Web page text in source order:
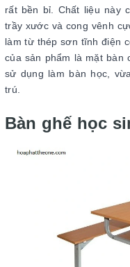
rất bền bỉ. Chất liệu này
trầy xước và cong vênh
làm từ thép sơn tĩnh điện
của sản phẩm là mặt bàn
sử dụng làm bàn học,
trú.
Bàn ghế học